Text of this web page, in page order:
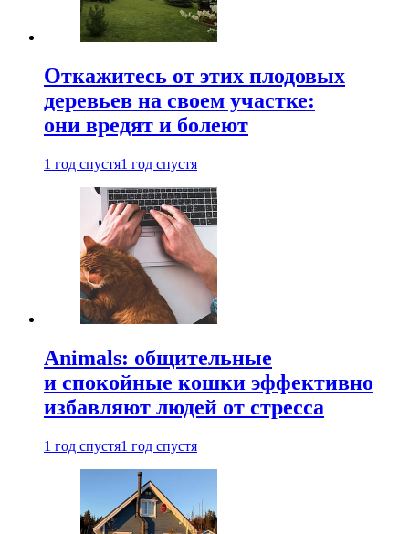
Откажитесь от этих плодовых
деревьев на своем участке:
они вредят и болеют
1 год спустя1 год спустя
Animals: общительные
и спокойные кошки эффективно
избавляют людей от стресса
1 год спустя1 год спустя